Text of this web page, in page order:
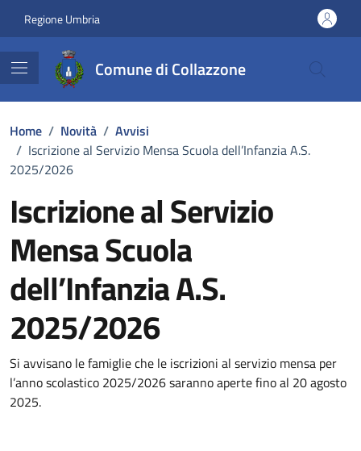
Regione Umbria
Comune di Collazzone
Home / Novità / Avvisi
/ Iscrizione al Servizio Mensa Scuola dell’Infanzia A.S.
2025/2026
Iscrizione al Servizio
Mensa Scuola
dell’Infanzia A.S.
2025/2026
Dettagli della notizia
Si avvisano le famiglie che le iscrizioni al servizio mensa per
l’anno scolastico 2025/2026 saranno aperte fino al 20 agosto
2025.